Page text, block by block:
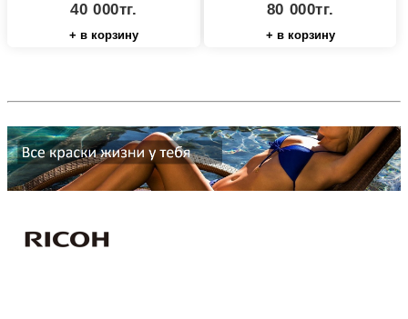
40 000тг.
+ в корзину
80 000тг.
+ в корзину